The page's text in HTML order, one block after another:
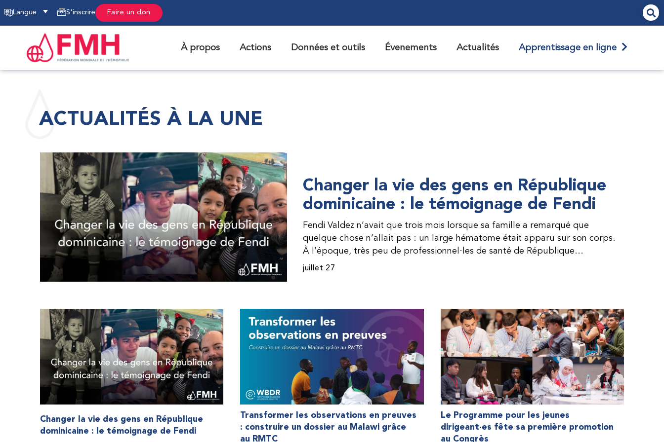
Langue S'inscrire Faire un don
À propos Actions Données et outils Évenements Actualités Apprentissage en ligne
ACTUALITÉS À LA UNE
Changer la vie des gens en République
dominicaine : le témoignage de Fendi
Fendi Valdez n’avait que trois mois lorsque sa famille a remarqué que
quelque chose n’allait pas : un large hématome était apparu sur son corps.
À l’époque, très peu de professionnel·les de santé de République
dominicaine connaissaient l’hémophilie, ce qui rendait son diagnostic difficile.
une dose inférieure à celle prescrite. À cause de ces soins limités, il avait
fréquemment des saignements, manquait l’école, était hospitalisé, et a fini
par développer des problèmes très graves aux deux genoux. Ce n’est que
lorsque Fendi a commencé à recevoir des dons de facteur fournis par le
Programme d’aide humanitaire de la Fédération mondiale de l’hémophilie
qu’il a retrouvé l’espoir d’une vie meilleure.
juillet 27
Changer la vie des gens en République
dominicaine : le témoignage de Fendi
Transformer les observations en preuves
: construire un dossier au Malawi grâce
au RMTC
Le Programme pour les jeunes
dirigeant·es fête sa première promotion
au Congrès